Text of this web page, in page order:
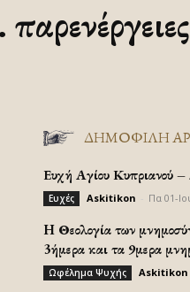
ΔΗΜΟΦΙΛΗ
Ευχή Αγίου Κυπριανού
Ευχές Askitikon Πα 01-
H Θεολογία των
3ήμερα και τα 9μερα
Ωφέλημα Ψυχής Askitikon